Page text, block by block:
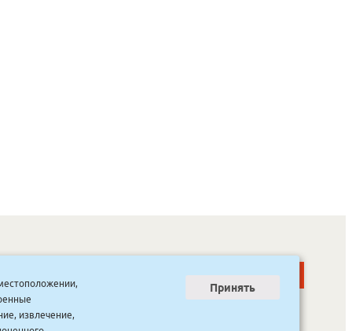
ООО “Канцпроф”, ул. Красильникова, 8, строение 3
извлечение,
Принять